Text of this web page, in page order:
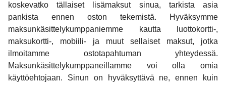
koskevatko tällaiset lisämaksut sinua, tarkista asia
pankista ennen oston tekemistä. Hyväksymme
maksunkäsittelykumppaniemme kautta luottokortti-,
maksukortti-, mobiili- ja muut sellaiset maksut, jotka
ilmoitamme ostotapahtuman yhteydessä.
Maksunkäsittelykumppaneillamme voi olla omia
käyttöehtojaan. Sinun on hyväksyttävä ne, ennen kuin